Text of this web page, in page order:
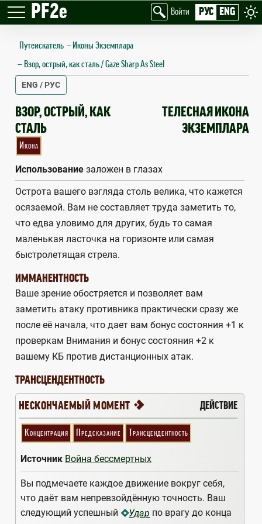
PF2e Войти РУС ENG
Путеискатель — Иконы Экземплара
Взор, острый, как сталь / Gaze Sharp As Steel
ENG / РУС
ВЗОР, ОСТРЫЙ, КАК
СТАЛЬ
GAZE SHARP AS STEEL
ТЕЛЕСНАЯ ИКОНА
ЭКЗЕМПЛАРА
Икона
Использование заложен в глазах
Острота вашего взгляда столь велика, что кажется
осязаемой. Вам не составляет труда заметить то,
что едва уловимо для других, будь то самая
маленькая ласточка на горизонте или самая
быстролетящая стрела.
ИММАНЕНТНОСТЬ
Ваше зрение обостряется и позволяет вам
заметить атаку противника практически сразу же
после её начала, что дает вам бонус состояния +1 к
проверкам Внимания и бонус состояния +2 к
вашему КБ против дистанционных атак.
ТРАНСЦЕНДЕНТНОСТЬ
НЕСКОНЧАЕМЫЙ МОМЕНТ 1 ДЕЙСТВИЕ
Концентрация Предсказание Трансцендентность
Источник Война бессмертных
Вы подмечаете каждое движение вокруг себя,
что даёт вам непревзойдённую точность. Ваш
следующий успешный
Удар по врагу до конца